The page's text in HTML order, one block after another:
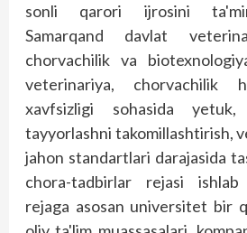
sonli qarori ijrosini
Samarqand davlat
chorvachilik va
veterinariya, chorvachilik
xavfsizligi sohasida
tayyorlashni takomillashtirish,
jahon standartlari darajasida
chora-tadbirlar rejasi
rejaga asosan universitet bir